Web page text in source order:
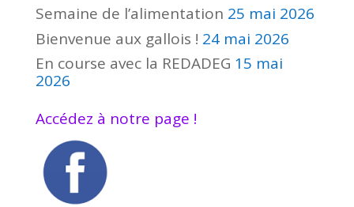
Semaine de l’alimentation 25 mai 2026
Bienvenue aux gallois ! 24 mai 2026
En course avec la REDADEG 15 mai
2026
Accédez à notre page !